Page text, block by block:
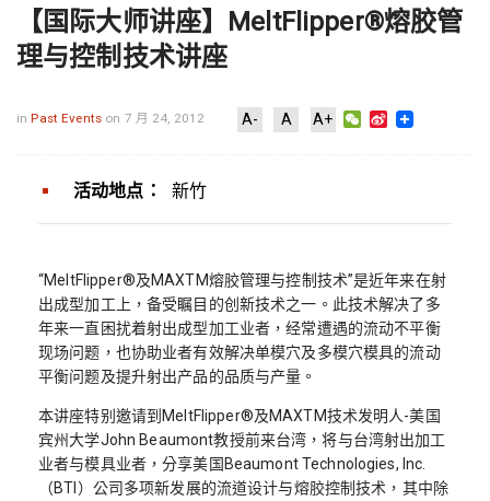
【国际大师讲座】MeltFlipper®熔胶管
理与控制技术讲座
inPast Events on 7 月 24, 2012 A- A A+ WeChat
Sina
活动地点： 新竹
“MeltFlipper®及MAXTM熔胶管理与控制技术”是近年来在射
出成型加工上，备受瞩目的创新技术之一。此技术解决了多
年来一直困扰着射出成型加工业者，经常遭遇的流动不平衡
现场问题，也协助业者有效解决单模穴及多模穴模具的流动
平衡问题及提升射出产品的品质与产量。
本讲座特别邀请到MeltFlipper®及MAXTM技术发明人-美国
宾州大学John Beaumont教授前来台湾，将与台湾射出加工
业者与模具业者，分享美国Beaumont Technologies, Inc.
（BTI）公司多项新发展的流道设计与熔胶控制技术，其中除